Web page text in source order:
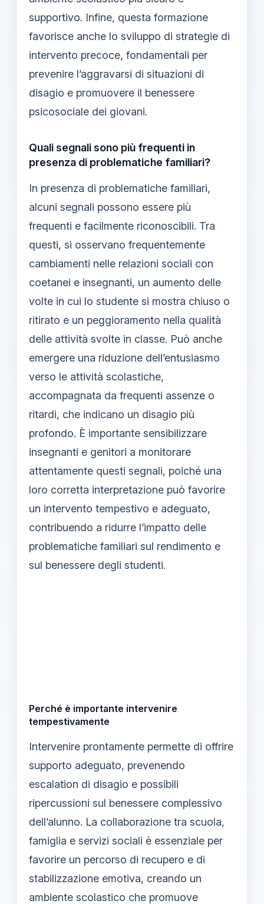
supportivo. Infine, questa formazione
favorisce anche lo sviluppo di strategie di
intervento precoce, fondamentali per
prevenire l’aggravarsi di situazioni di
disagio e promuovere il benessere
psicosociale dei giovani.
Quali segnali sono più frequenti in
presenza di problematiche familiari?
In presenza di problematiche familiari,
alcuni segnali possono essere più
frequenti e facilmente riconoscibili. Tra
questi, si osservano frequentemente
cambiamenti nelle relazioni sociali con
coetanei e insegnanti, un aumento delle
volte in cui lo studente si mostra chiuso o
ritirato e un peggioramento nella qualità
delle attività svolte in classe. Può anche
emergere una riduzione dell’entusiasmo
verso le attività scolastiche,
accompagnata da frequenti assenze o
ritardi, che indicano un disagio più
profondo. È importante sensibilizzare
insegnanti e genitori a monitorare
attentamente questi segnali, poiché una
loro corretta interpretazione può favorire
un intervento tempestivo e adeguato,
contribuendo a ridurre l’impatto delle
problematiche familiari sul rendimento e
sul benessere degli studenti.
Perché è importante intervenire
tempestivamente
Intervenire prontamente permette di offrire
supporto adeguato, prevenendo
escalation di disagio e possibili
ripercussioni sul benessere complessivo
dell’alunno. La collaborazione tra scuola,
famiglia e servizi sociali è essenziale per
favorire un percorso di recupero e di
stabilizzazione emotiva, creando un
ambiente scolastico che promuove